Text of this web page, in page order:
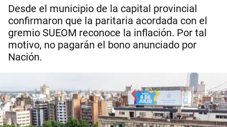
Desde el municipio de la capital provincial
confirmaron que la paritaria acordada con el
gremio SUEOM reconoce la inflación. Por tal
motivo, no pagarán el bono anunciado por
Nación.